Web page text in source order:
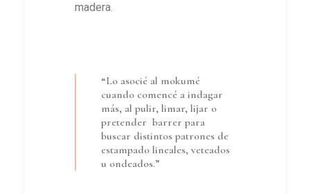
madera.
“Lo asocié al mokumé
cuando comencé a indagar
más, al pulir, limar, lijar o
pretender barrer para
buscar distintos patrones de
estampado lineales, veteados
u ondeados.”